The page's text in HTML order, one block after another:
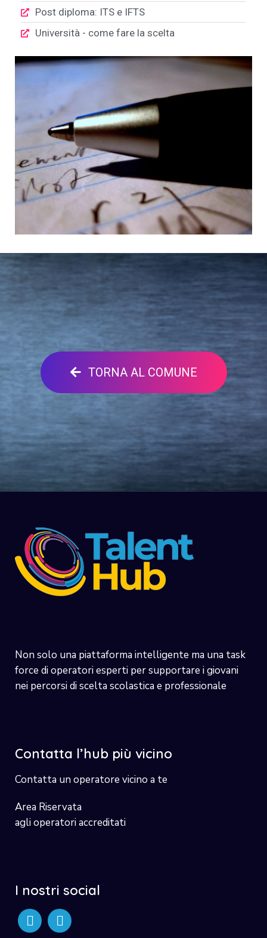
Post diploma: ITS e IFTS
Università - come fare la scelta
TORNA AL COMUNE
Non solo una piattaforma intelligente ma una task
force di operatori esperti per supportare i giovani
nei percorsi di scelta scolastica e professionale
Contatta l’hub più vicino
Contatta un operatore vicino a te
Area Riservata
agli operatori accreditati
I nostri social